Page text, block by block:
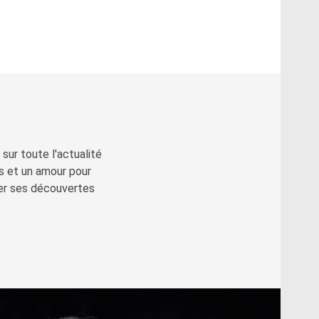
sur toute l'actualité
et un amour pour
ses découvertes